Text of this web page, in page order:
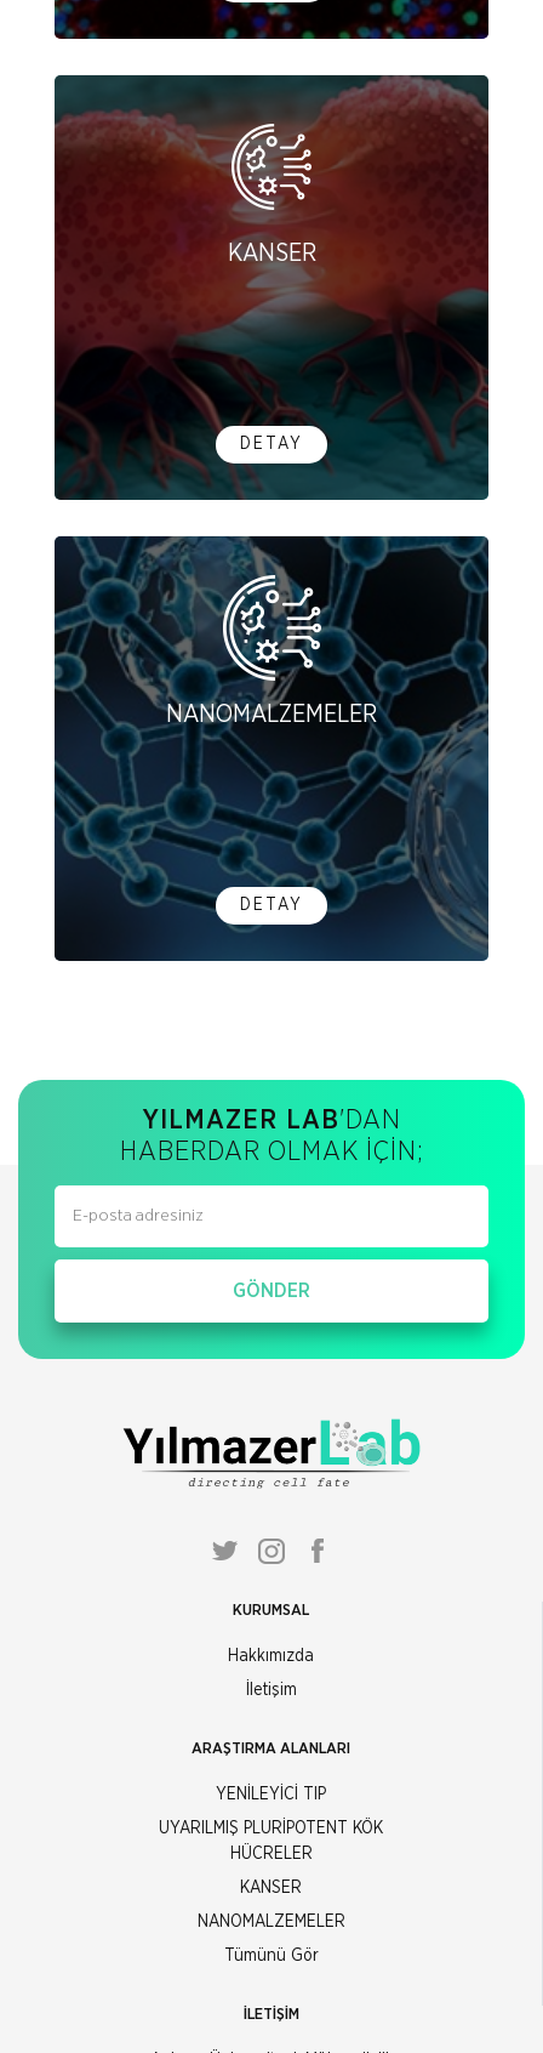
KANSER
DETAY
NANOMALZEMELER
DETAY
YILMAZER LAB'DAN
HABERDAR OLMAK İÇİN;
KURUMSAL
Hakkımızda
İletişim
ARAŞTIRMA ALANLARI
YENİLEYİCİ TIP
UYARILMIŞ PLURİPOTENT KÖK
HÜCRELER
KANSER
NANOMALZEMELER
Tümünü Gör
İLETİŞİM